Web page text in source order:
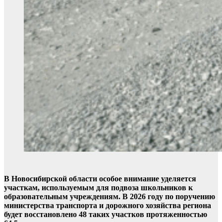
В Новосибирской области особое внимание уделяется
участкам, используемым для подвоза школьников к
образовательным учреждениям. В 2026 году по поручению
министерства транспорта и дорожного хозяйства региона
будет восстановлено 48 таких участков протяженностью